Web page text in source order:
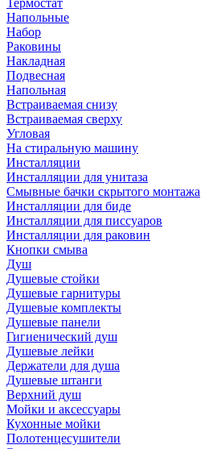
Термостат
Напольные
Набор
Раковины
Накладная
Подвесная
Напольная
Встраиваемая снизу
Встраиваемая сверху
Угловая
На стиральную машину
Инсталляции
Инсталляции для унитаза
Смывные бачки скрытого монтажа
Инсталляции для биде
Инсталляции для писсуаров
Инсталляции для раковин
Кнопки смыва
Душ
Душевые стойки
Душевые гарнитуры
Душевые комплекты
Душевые панели
Гигиенический душ
Душевые лейки
Держатели для душа
Душевые штанги
Верхний душ
Мойки и аксессуары
Кухонные мойки
Полотенцесушители